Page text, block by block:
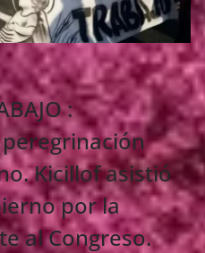
:
Kicillof asistió
por la
al Congreso.